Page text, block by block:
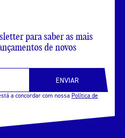
para saber as mais
de novos
ENVIAR
a concordar com nossa Política de